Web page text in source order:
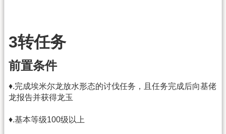
3转任务
前置条件
♦.完成埃米尔龙放水形态的讨伐任务，且任务完成后向基佬
龙报告并获得龙玉
♦.基本等级100级以上